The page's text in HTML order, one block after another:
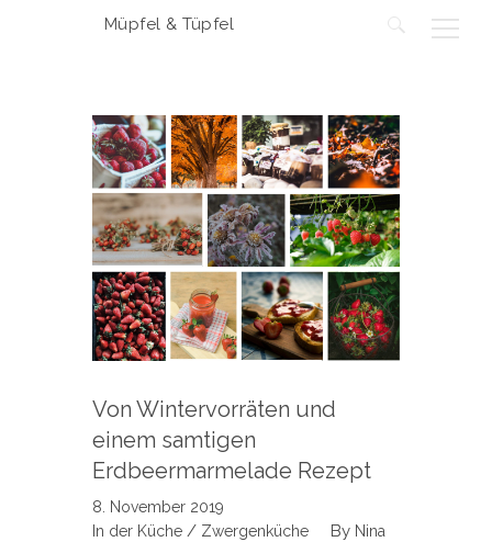
Müpfel & Tüpfel
Von Wintervorräten und
einem samtigen
Erdbeermarmelade Rezept
8. November 2019
In der Küche / Zwergenküche By Nina